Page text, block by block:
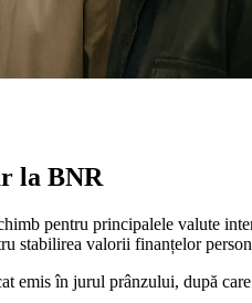
la BNR
pentru principalele valute
stabilirea valorii finanțelor
emis în jurul prânzului, după